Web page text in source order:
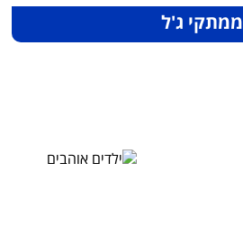
ממתקי ג'ל